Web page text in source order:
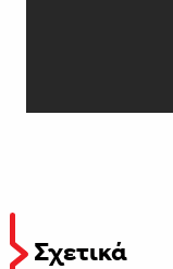
Σχετικά